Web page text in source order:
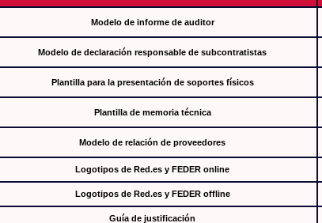
Modelo de informe de auditor
Modelo de declaración responsable de subcontratistas
Plantilla para la presentación de soportes físicos
Plantilla de memoria técnica
Modelo de relación de proveedores
Logotipos de Red.es y FEDER online
Logotipos de Red.es y FEDER offline
Guía de justificación